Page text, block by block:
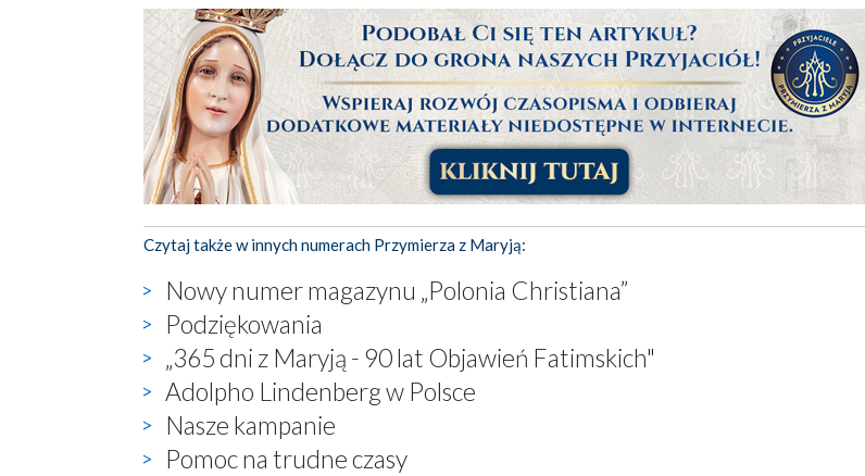
Czytaj także w innych numerach Przymierza z Maryją:
Nowy numer magazynu „Polonia Christiana”
Podziękowania
„365 dni z Maryją - 90 lat Objawień Fatimskich"
Adolpho Lindenberg w Polsce
Nasze kampanie
Pomoc na trudne czasy